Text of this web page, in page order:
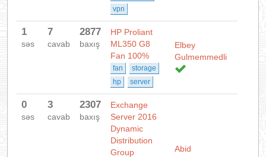
vpn
1
səs
7
cavab
2877
baxış
HP Proliant
ML350 G8
Fan 100%
fan
storage
hp
server
Elbey
Gulmemmedli
0
səs
3
cavab
2307
baxış
Exchange
Server 2016
Dynamic
Distribution
Group
Abid